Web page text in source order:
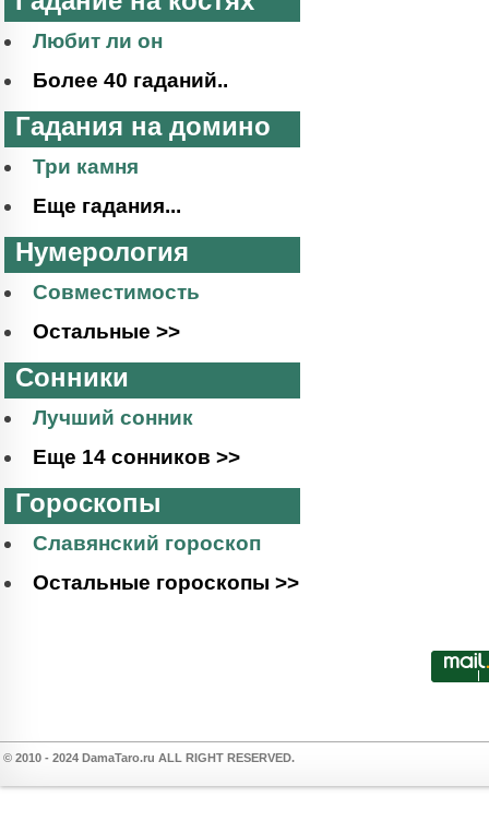
Любит ли он
Более 40 гаданий..
Гадания на домино
Три камня
Еще гадания...
Нумерология
Совместимость
Остальные >>
Сонники
Лучший сонник
Еще 14 сонников >>
Гороскопы
Славянский гороскоп
Остальные гороскопы >>
© 2010 - 2024 DamaTaro.ru ALL RIGHT RESERVED.